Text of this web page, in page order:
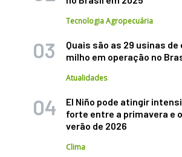
Tecnologia Agropecuária
Quais são as 29 usinas de
milho em operação no
Atualidades
El Niño pode atingir
forte entre a primavera e
verão de 2026
Clima